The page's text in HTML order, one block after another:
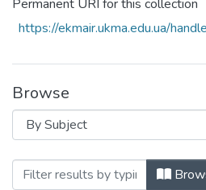
Permanent URI for this collection
https://ekmair.ukma.edu.ua/
Browse
Browsing Дні науки